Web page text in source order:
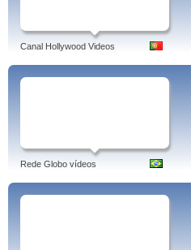
Canal Hollywood Videos
Rede Globo vídeos